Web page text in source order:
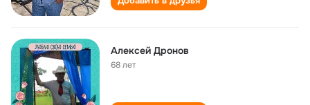
Алексей Дронов
68 лет